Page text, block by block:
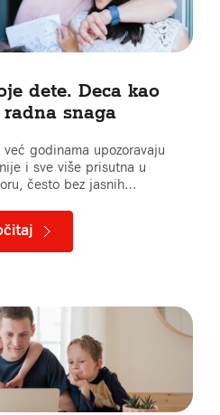
dete. Deca kao
snaga
već godinama upozoravaju
i sve više prisutna u
često bez jasnih…